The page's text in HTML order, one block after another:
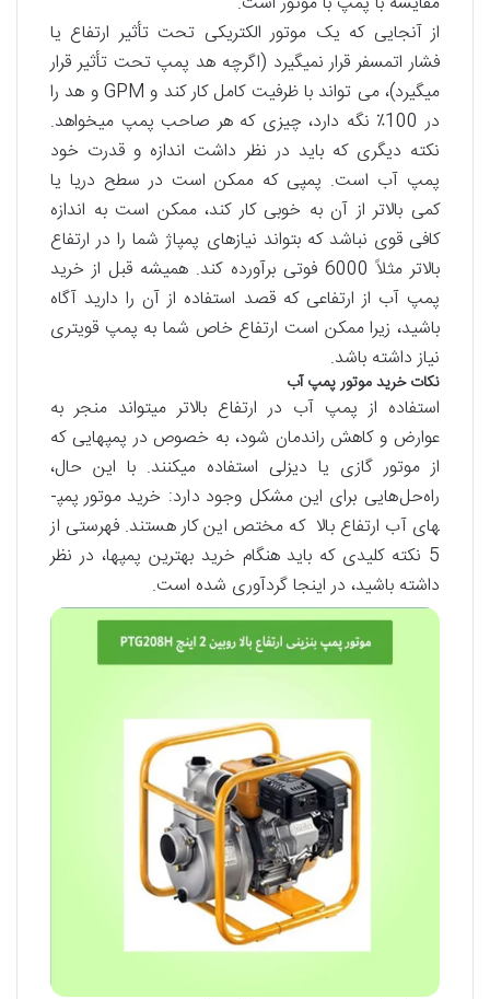
از آنجایی که یک موتور الکتریکی تحت تأثیر ارتفاع یا
فشار اتمسفر قرار نمی­گیرد (اگرچه هد پمپ تحت تأثیر قرار
می­گیرد)، می تواند با ظرفیت کامل کار کند و GPM و هد را
در 100٪ نگه دارد، چیزی که هر صاحب پمپ می­خواهد.
نکته دیگری که باید در نظر داشت اندازه و قدرت خود
پمپ آب است. پمپی که ممکن است در سطح دریا یا
کمی بالاتر از آن به خوبی کار کند، ممکن است به اندازه
کافی قوی نباشد که بتواند نیازهای پمپاژ شما را در ارتفاع
بالاتر مثلاً 6000 فوتی برآورده کند. همیشه قبل از خرید
پمپ آب از ارتفاعی که قصد استفاده از آن را دارید آگاه
باشید، زیرا ممکن است ارتفاع خاص شما به پمپ قوی­تری
نیاز داشته باشد.
نکات خرید موتور پمپ آب
استفاده از پمپ آب در ارتفاع بالاتر می­تواند منجر به
عوارض و کاهش راندمان شود، به خصوص در پمپ­هایی که
از موتور گازی یا دیزلی استفاده می­کنند. با این حال،
راه‌حل‌هایی برای این مشکل وجود دارد: خرید موتور پمپ­
های آب ارتفاع بالا که مختص این کار هستند. فهرستی از
5 نکته کلیدی که باید هنگام خرید بهترین پمپ­ها، در نظر
داشته باشید، در اینجا گردآوری شده است.